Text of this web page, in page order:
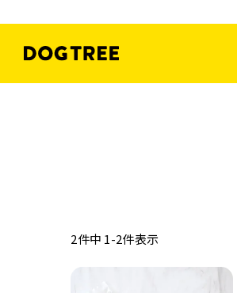
2件中 1-2件表示